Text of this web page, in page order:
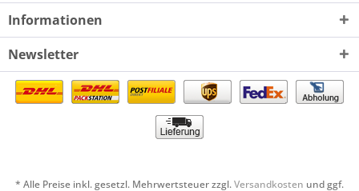
Informationen
Newsletter
* Alle Preise inkl. gesetzl. Mehrwertsteuer zzgl.Versandkosten und ggf.